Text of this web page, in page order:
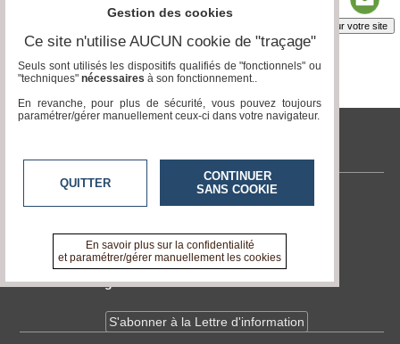
Insérez sur votre site
tvlocale.fr
Contactez-nous
A propos de tvlocale.fr
Devenir délégué
S'abonner à la Lettre d'information
Gestion des cookies
Ce site n'utilise AUCUN cookie de "traçage"
Seuls sont utilisés les dispositifs qualifiés de "fonctionnels" ou
"techniques" nécessaires à son fonctionnement..
En revanche, pour plus de sécurité, vous pouvez toujours
paramétrer/gérer manuellement ceux-ci dans votre navigateur.
QUITTER
CONTINUER
SANS COOKIE
En savoir plus sur la confidentialité
et paramétrer/gérer manuellement les cookies